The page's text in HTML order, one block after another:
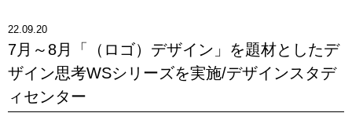
22.09.20
7月～8月「（ロゴ）デザイン」を題材としたデ
ザイン思考WSシリーズを実施/デザインスタデ
ィセンター